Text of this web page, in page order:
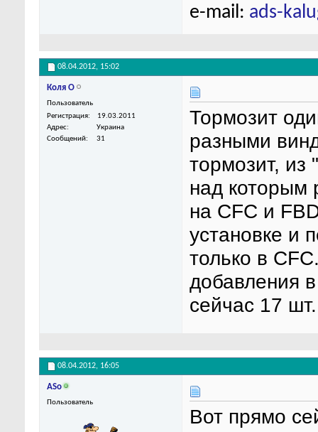
e-mail: ads-
08.04.2012, 15:02
Коля О
Пользователь
Регистрация
19.03.2011
Адрес
Украина
Сообщений
31
Тормозит
разными
тормозит, из
над которым
на CFC и
установке и
только в
добавления
сейчас 17 шт.
08.04.2012, 16:05
ASo
Пользователь
Вот прямо